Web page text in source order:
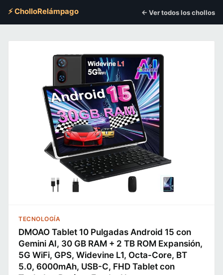
⚡ CholloRelámpago ← Ver todos los chollos
TECNOLOGÍA
DMOAO Tablet 10 Pulgadas Android 15 con
Gemini AI, 30 GB RAM + 2 TB ROM Expansión,
5G WiFi, GPS, Widevine L1, Octa-Core, BT
5.0, 6000mAh, USB-C, FHD Tablet con